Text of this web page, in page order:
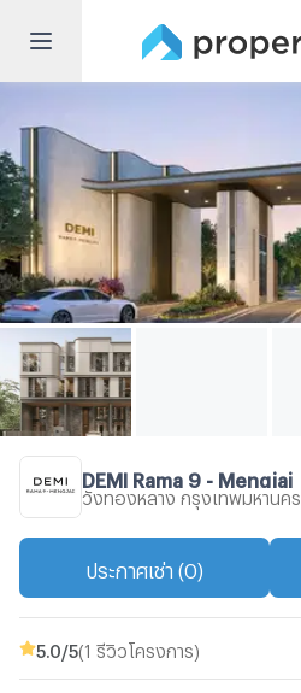
DEMI Rama 9 - Mengjai
วังทองหลาง กรุงเทพมหานคร
ประกาศเช่า (0)
5.0 /5(1 รีวิวโครงการ)